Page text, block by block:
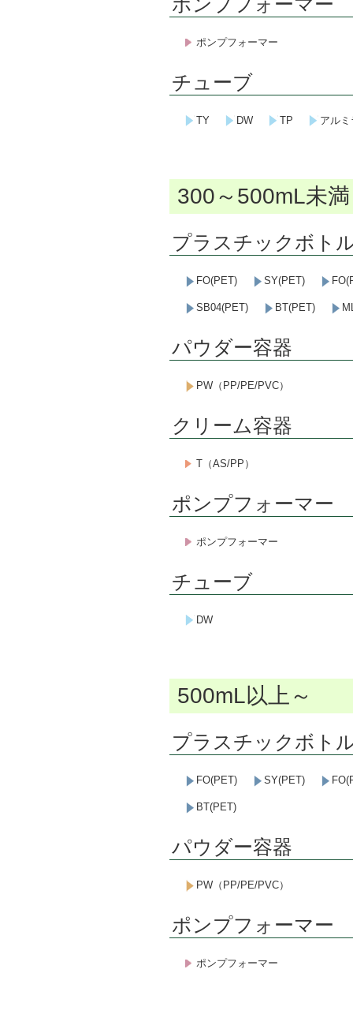
ポンプフォーマー
チューブ
TY DW TP アル
300～500mL未満
プラスチックボト
FO(PET) SY(PET)
SB04(PET) BT(PET)
パウダー容器
PW（PP/PE/PVC）
クリーム容器
T（AS/PP）
ポンプフォーマー
ポンプフォーマー
チューブ
DW
500mL以上～
プラスチックボト
FO(PET) SY(PET)
BT(PET)
パウダー容器
PW（PP/PE/PVC）
ポンプフォーマー
ポンプフォーマー